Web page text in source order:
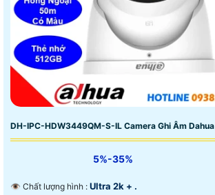
DH-IPC-HDW3449QM-S-IL Camera Ghi Âm Dahua
5%-35%
👁 Chất lượng hình : Ultra 2k + .